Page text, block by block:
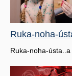
Ruka-noha-
Ruka-noha-ústa..a